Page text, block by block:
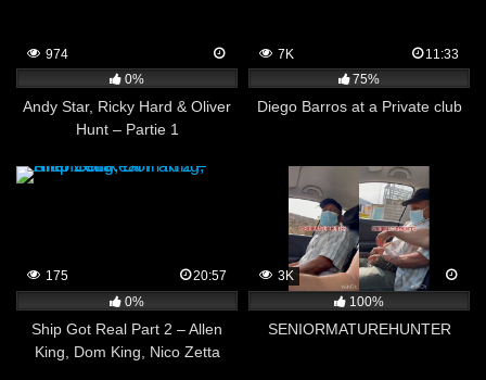
974
0%
Andy Star, Ricky Hard & Oliver
Hunt – Partie 1
7K
11:33
75%
Diego Barros at a Private club
175
20:57
0%
Ship Got Real Part 2 – Allen
King, Dom King, Nico Zetta
3K
100%
SENIORMATUREHUNTER